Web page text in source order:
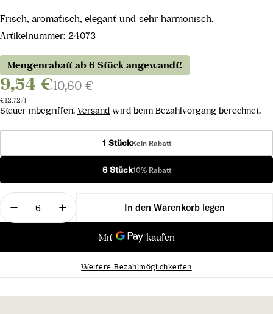
Frisch, aromatisch, elegant und sehr harmonisch.
Artikelnummer: 24073
Mengenrabatt ab 6 Stück angewandt!
9,54 €10,60 €
Stückpreis
€12,72/pro
l
Steuer inbegriffen. Versand wird beim Bezahlvorgang berechnet.
1 StückKein Rabatt
6 Stück10% Rabatt
Menge
Menge für Prosecco Spumante Treviso DOC Brut
Menge für Prosecco Spumante Treviso
In den Warenkorb legen
Weitere Bezahlmöglichkeiten